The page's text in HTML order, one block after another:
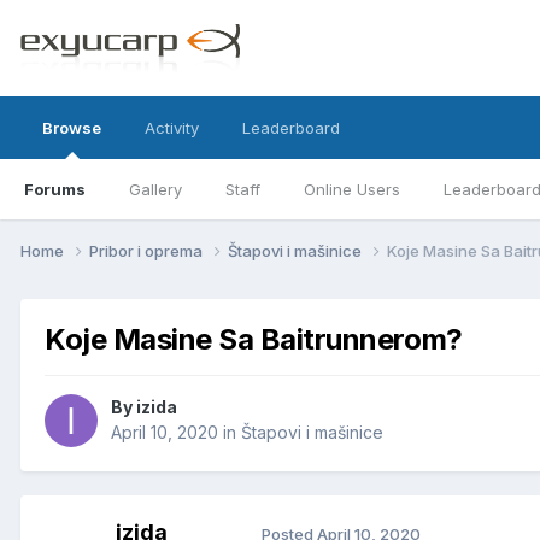
Browse
Forums Gallery Staff Online Users Leaderboard
Activity Leaderboard
Home Pribor i oprema Štapovi i mašinice Koje Masine Sa
Koje Masine Sa Baitrunnerom?
By izida
April 10, 2020 in Štapovi i mašinice
izida Posted April 10, 2020